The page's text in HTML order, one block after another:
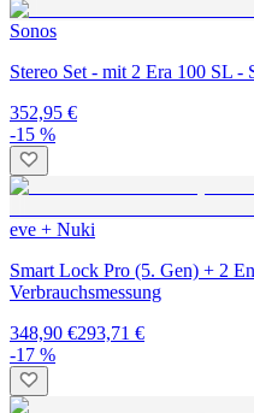
Sonos
Stereo Set - mit 2 Era 100 SL -
352,95 €
-15 %
eve + Nuki
Smart Lock Pro (5. Gen) + 2
Verbrauchsmessung
348,90 €293,71 €
-17 %